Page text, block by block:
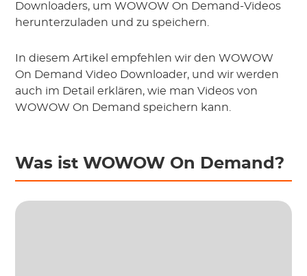
Downloaders, um WOWOW On Demand-Videos
herunterzuladen und zu speichern.
In diesem Artikel empfehlen wir den WOWOW
On Demand Video Downloader, und wir werden
auch im Detail erklären, wie man Videos von
WOWOW On Demand speichern kann.
Was ist WOWOW On Demand?